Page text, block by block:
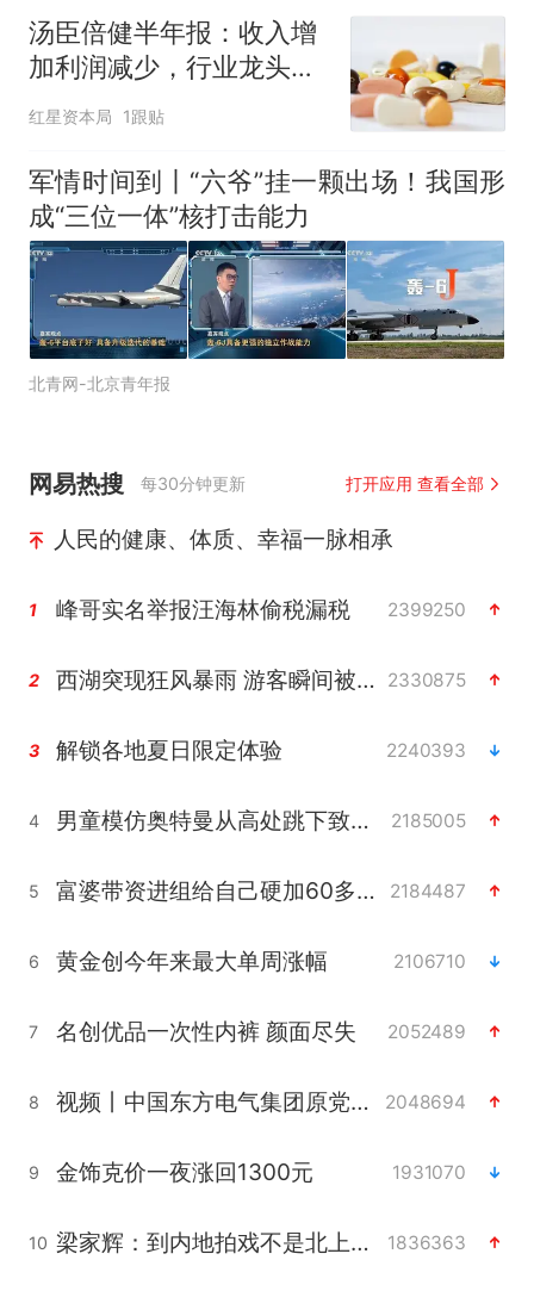
汤臣倍健半年报：收入增
加利润减少，行业龙头的
AB面
红星资本局 1跟贴
军情时间到丨“六爷”挂一颗出场！我国形
成“三位一体”核打击能力
北青网-北京青年报
网易热搜 每30分钟更新 打开应用 查看全部
人民的健康、体质、幸福一脉相承
1 峰哥实名举报汪海林偷税漏税 2399250
2 西湖突现狂风暴雨 游客瞬间被浇透 2330875
3 解锁各地夏日限定体验 2240393
4 男童模仿奥特曼从高处跳下致骨折 2185005
5 富婆带资进组给自己硬加60多场吻戏 2184487
6 黄金创今年来最大单周涨幅 2106710
7 名创优品一次性内裤 颜面尽失 2052489
8 视频丨中国东方电气集团原党组副书记、董事宋致远被查 2048694
9 金饰克价一夜涨回1300元 1931070
10 梁家辉：到内地拍戏不是北上是回归 1836363